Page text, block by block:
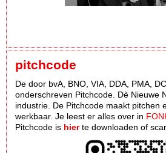
pitchcode
De door bvA, BNO, VIA, DDA, PMA,
onderschreven Pitchcode. Dè Nieuwe
industrie. De Pitchcode maakt pitchen
werkbaar. Je leest er alles over in
Pitchcode is hierte downloaden of